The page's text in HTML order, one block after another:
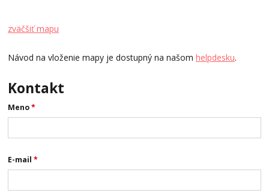
zväčšiť mapu
Návod na vloženie mapy je dostupný na našomhelpdesku.
Kontakt
Meno*
E-mail*